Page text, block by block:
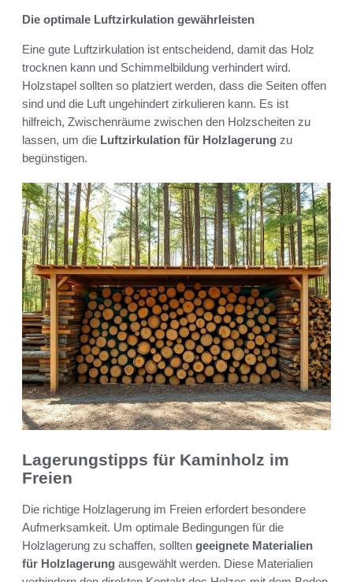
Die optimale Luftzirkulation gewährleisten
Eine gute Luftzirkulation ist entscheidend, damit das Holz
trocknen kann und Schimmelbildung verhindert wird.
Holzstapel sollten so platziert werden, dass die Seiten offen
sind und die Luft ungehindert zirkulieren kann. Es ist
hilfreich, Zwischenräume zwischen den Holzscheiten zu
lassen, um die Luftzirkulation für Holzlagerung zu
begünstigen.
Lagerungstipps für Kaminholz im
Freien
Die richtige Holzlagerung im Freien erfordert besondere
Aufmerksamkeit. Um optimale Bedingungen für die
Holzlagerung zu schaffen, sollten geeignete Materialien
für Holzlagerung ausgewählt werden. Diese Materialien